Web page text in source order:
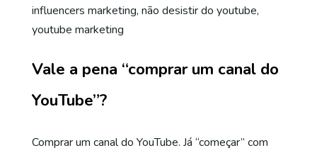
influencers marketing, não desistir do youtube,
youtube marketing
Vale a pena “comprar um canal do
YouTube”?
Comprar um canal do YouTube. Já “começar” com